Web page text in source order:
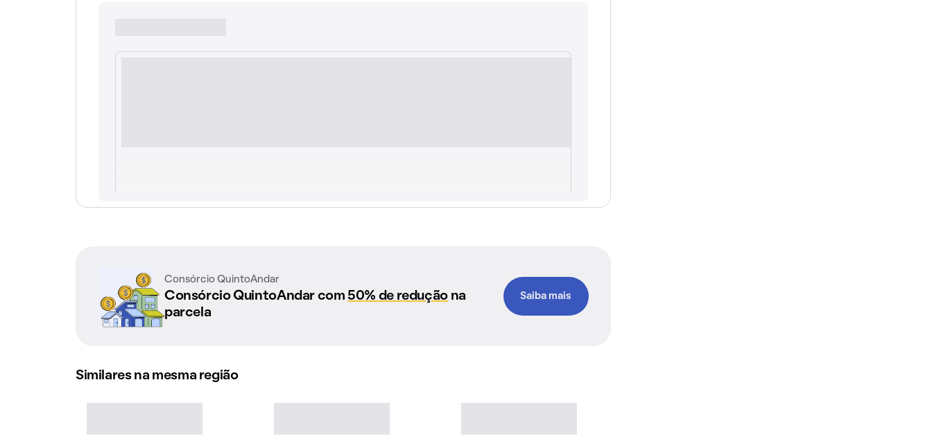
Consórcio QuintoAndar
Consórcio QuintoAndar com 50% de reduçãona
parcela
Saiba mais
Similares na mesma região